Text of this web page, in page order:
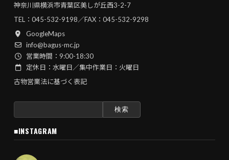
神奈川県横浜市青葉区美しが丘西3-2-7
TEL： 045-532-9198／FAX：045-532-9298
GoogleMaps
info@bagus-mc.jp
営業時間：9:00-18:30
定休日：水曜日／集中作業日：火曜日
古物営業法に基づく表記
■INSTAGRAM